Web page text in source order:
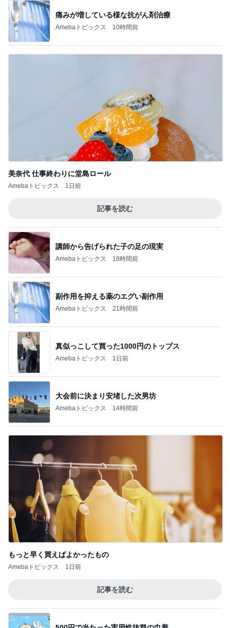
痛みが増している様な抗がん剤治療
Amebaトピックス 10時間前
美奈代 仕事終わりに堂島ロール
Amebaトピックス 1日前
記事を読む
講師から告げられた子の足の現実
Amebaトピックス 18時間前
副作用を抑える薬のエグい副作用
Amebaトピックス 21時間前
真似っこして買った1000円のトップス
Amebaトピックス 1日前
大会前に決まり安堵した次男坊
Amebaトピックス 14時間前
もっと早く買えばよかったもの
Amebaトピックス 1日前
記事を読む